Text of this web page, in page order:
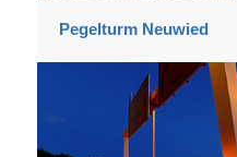
Pegelturm Neuwied